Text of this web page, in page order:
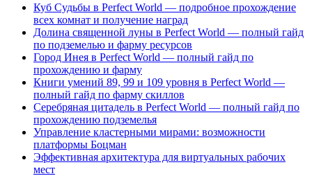
Куб Судьбы в Perfect World — подробное прохождение
всех комнат и получение наград
Долина священной луны в Perfect World — полный гайд
по подземелью и фарму ресурсов
Город Инея в Perfect World — полный гайд по
прохождению и фарму
Книги умений 89, 99 и 109 уровня в Perfect World —
полный гайд по фарму скиллов
Серебряная цитадель в Perfect World — полный гайд по
прохождению подземелья
Управление кластерными мирами: возможности
платформы Боцман
Эффективная архитектура для виртуальных рабочих
мест